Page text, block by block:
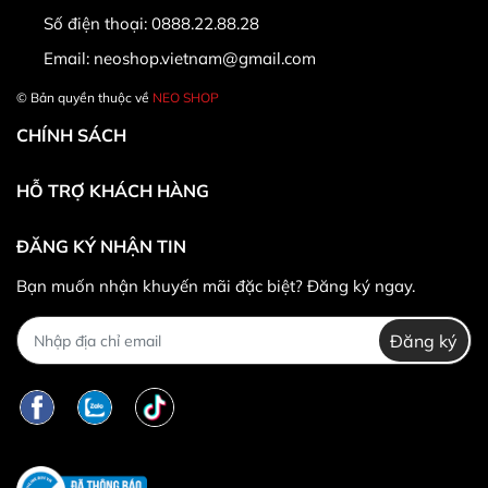
hàng và chưa qua sử dụng 100% (Các trường hợp
không hỗ trợ)
Trường hợp không được đổi trả hàng:
Số điện thoại: 0888.22.88.28
Email: neoshop.vietnam@gmail.com
© Bản quyền thuộc về NEO SHOP
CHÍNH SÁCH
HỖ TRỢ KHÁCH HÀNG
ĐĂNG KÝ NHẬN TIN
Bạn muốn nhận khuyến mãi đặc biệt? Đăng ký ngay.
Đăng ký